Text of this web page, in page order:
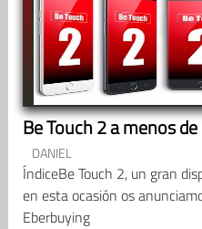
Be Touch 2 a menos
DANIEL
ÍndiceBe Touch 2, un gran
en esta ocasión os
Eberbuying